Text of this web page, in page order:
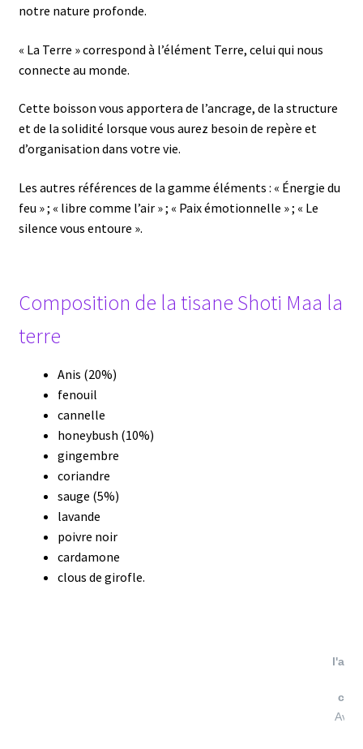
notre nature profonde.
« La Terre » correspond à l’élément Terre, celui qui nous
connecte au monde.
Cette boisson vous apportera de l’ancrage, de la structure
et de la solidité lorsque vous aurez besoin de repère et
d’organisation dans votre vie.
Les autres références de la gamme éléments : « Énergie du
feu » ; « libre comme l’air » ; « Paix émotionnelle » ; « Le
silence vous entoure ».
Composition de la tisane Shoti Maa la
terre
Anis (20%)
fenouil
cannelle
honeybush (10%)
gingembre
coriandre
sauge (5%)
lavande
poivre noir
cardamone
clous de girofle.
Avis